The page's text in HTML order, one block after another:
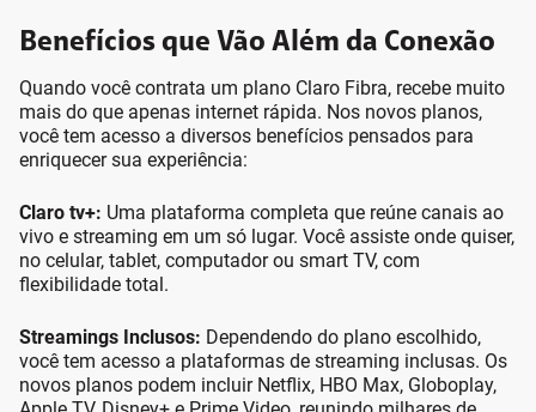
Benefícios que Vão Além da Conexão
Quando você contrata um plano Claro Fibra, recebe muito
mais do que apenas internet rápida. Nos novos planos,
você tem acesso a diversos benefícios pensados para
enriquecer sua experiência:
Claro tv+: Uma plataforma completa que reúne canais ao
vivo e streaming em um só lugar. Você assiste onde quiser,
no celular, tablet, computador ou smart TV, com
flexibilidade total.
Streamings Inclusos: Dependendo do plano escolhido,
você tem acesso a plataformas de streaming inclusas. Os
novos planos podem incluir Netflix, HBO Max, Globoplay,